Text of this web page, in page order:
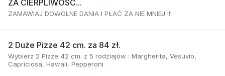
ZA CIERPLIWOŚĆ...
ZAMAWIAJ DOWOLNE DANIA I PŁAĆ ZA NIE MNIEJ !!!
2 Duże Pizze 42 cm. za 84 zł.
Wybierz 2 Pizze 42 cm. z 5 rodziajów : Margherita, Vesuvio,
Capriciosa, Hawaii, Pepperoni